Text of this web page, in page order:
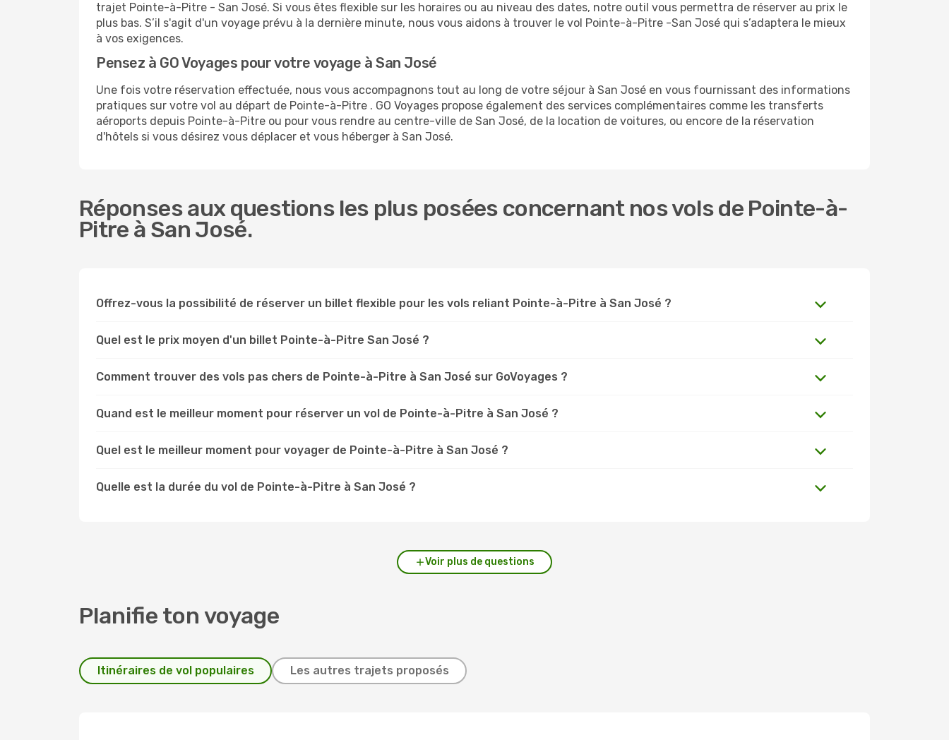
trajet Pointe-à-Pitre - San José. Si vous êtes flexible sur les horaires ou au niveau des dates, notre outil vous permettra de réserver au prix le
plus bas. S’il s'agit d'un voyage prévu à la dernière minute, nous vous aidons à trouver le vol Pointe-à-Pitre -San José qui s’adaptera le mieux
à vos exigences.
Pensez à GO Voyages pour votre voyage à San José
Une fois votre réservation effectuée, nous vous accompagnons tout au long de votre séjour à San José en vous fournissant des informations
pratiques sur votre vol au départ de Pointe-à-Pitre . GO Voyages propose également des services complémentaires comme les transferts
aéroports depuis Pointe-à-Pitre ou pour vous rendre au centre-ville de San José, de la location de voitures, ou encore de la réservation
d'hôtels si vous désirez vous déplacer et vous héberger à San José.
Réponses aux questions les plus posées concernant nos vols de Pointe-à-
Pitre à San José.
Offrez-vous la possibilité de réserver un billet flexible pour les vols reliant Pointe-à-Pitre à San José ?
Quel est le prix moyen d'un billet Pointe-à-Pitre San José ?
Comment trouver des vols pas chers de Pointe-à-Pitre à San José sur GoVoyages ?
Quand est le meilleur moment pour réserver un vol de Pointe-à-Pitre à San José ?
Quel est le meilleur moment pour voyager de Pointe-à-Pitre à San José ?
Quelle est la durée du vol de Pointe-à-Pitre à San José ?
Voir plus de questions
Planifie ton voyage
Itinéraires de vol populaires Les autres trajets proposés